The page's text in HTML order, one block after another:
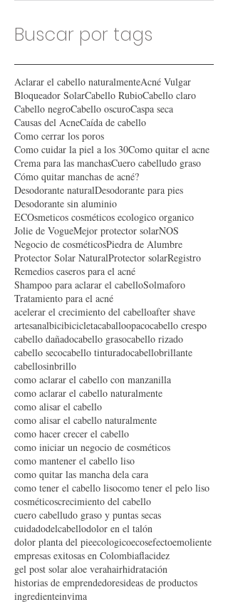
Buscar por tags
Aclarar el cabello naturalmenteAcné Vulgar
Bloqueador SolarCabello RubioCabello claro
Cabello negroCabello oscuro
Causas del AcneCaída de cabello
Como cerrar los poros
Como cuidar la piel a los 30Como quitar el acne
Crema para las manchasCuero cabelludo graso
Cómo quitar manchas de acné?
Desodorante naturalDesodorante para pies
Desodorante sin aluminio
ECOsmeticos cosméticos ecologico organico
Jolie de VogueMejor protector solarNOS
Negocio de cosméticos Piedra de Alumbre
Protector Solar NaturalProtector solarRegistro
Remedios caseros para el acné
Shampoo para aclarar el cabelloSolmaforo
Tratamiento para el acné
acelerar el crecimiento del cabelloafter shave
artesanalbicibicicletacaballoopacocabello crespo
cabello dañadocabello graso
cabello secocabello tinturadocabellobrillante
cabellosinbrillo
como aclarar el cabello con manzanilla
como aclarar el cabello naturalmente
como alisar el cabello
como alisar el cabello naturalmente
como hacer crecer el cabello
como iniciar un negocio de cosméticos
como mantener el cabello liso
como quitar las mancha dela cara
como tener el cabello lisocomo tener el pelo liso
cosméticoscrecimiento del cabello
cuero cabelludo graso y puntas secas
cuidadodelcabello dolor en el talón
dolor planta del pieecologicoecosefecto
empresas exitosas en Colombiaflacidez
gel post solar aloe vera